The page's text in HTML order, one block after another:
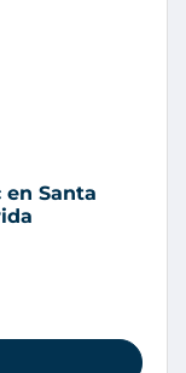
en Santa